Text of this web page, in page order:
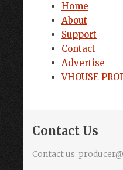
Home
About
Support
Contact
Advertise
VHOUSE
Contact Us
Contact us: